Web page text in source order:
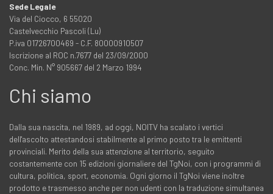
Sede Legale
Via del Ciocco, 6 55020
Castelvecchio Pascoli (Lu)
P.iva 01726700469 - C.F. 80000910507
Iscrizione al ROC n.7677 del 23/09/2000
Conc. Min. N° 905667 del 2 Marzo 1994
Chi siamo
Dalla sua nascita, nel 1989, ad oggi, NOITV ha scalato i vertici
dell'ascolto attestandosi stabilmente al primo posto tra le emittenti
provinciali. Merito della sua attenzione al territorio, seguito
costantemente con 15 edizioni giornaliere del TgNoi, con i programmi di
cultura, politica, sport, economia. Ogni giorno il TgNoi viene inoltre
prodotto e trasmesso anche per non udenti con la traduzione simultanea